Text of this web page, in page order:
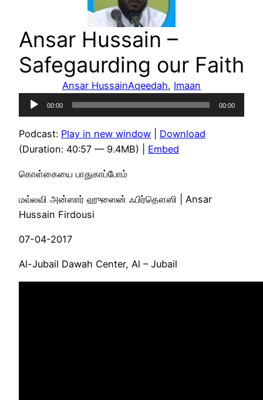
Ansar Hussain –
Safegaurding our Faith
Ansar HussainAqeedah, Imaan
Audio
Player
00:00 00:00
Podcast: Play in new window
Download
(Duration: 40:57 — 9.4MB) | Embed
கொள்கையை பாதுகாப்போம்
மவ்லவி அன்ஸார் ஹுஸைன் ஃபிர்தௌஸி | Ansar
Hussain Firdousi
07-04-2017
Al-Jubail Dawah Center, Al – Jubail